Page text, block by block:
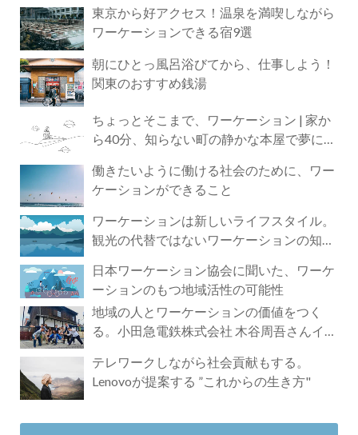
東京から好アクセス！温泉を満喫しながら
ワーケーションできる宿9選
朝にひとっ風呂浴びてから、仕事しよう！
関東のおすすめ銭湯
ちょっとそこまで、ワーケーション | 家か
ら40分、知らない町の静かな本屋で夢に近
働きたいように働ける社会のために、ワー
ケーションができること
ワーケーションは新しいライフスタイル。
観光の代替ではないワーケーションの知ら
日本ワーケーション協会に聞いた、ワーケ
ーションのもつ地域活性の可能性
地域の人とワーケーションの価値をつく
る。小田急電鉄株式会社 木谷周吾さんイン
テレワークしながら社会貢献もする。
Lenovoが提案する ”これからの生き方"